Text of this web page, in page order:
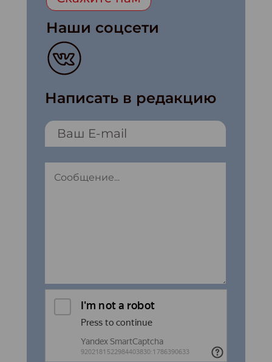
Наши соцсети
Написать в редакцию